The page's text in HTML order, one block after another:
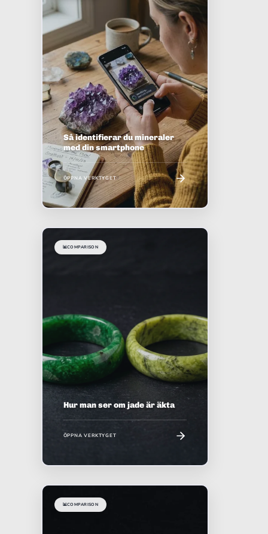
Så identifierar du mineraler
med din smartphone
ÖPPNA VERKTYGET
📊COMPARISON
Hur man ser om jade är äkta
ÖPPNA VERKTYGET
📊COMPARISON